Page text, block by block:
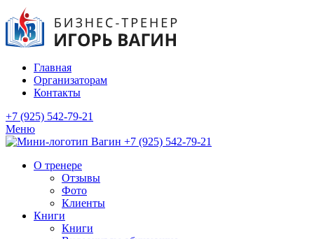
Главная
Организаторам
Контакты
+7 (925) 542-79-21
Меню
+7 (925) 542-79-21
О тренере
Отзывы
Фото
Клиенты
Книги
Книги